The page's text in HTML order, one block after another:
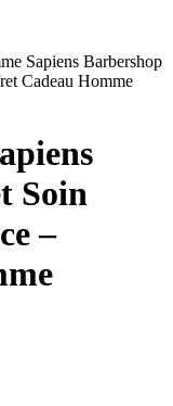
Sapiens Barbershop
Cadeau Homme
Soin
–